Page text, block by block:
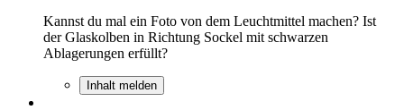
Kannst du mal ein Foto von dem Leuchtmittel machen? Ist
der Glaskolben in Richtung Sockel mit schwarzen
Ablagerungen erfüllt?
Inhalt melden